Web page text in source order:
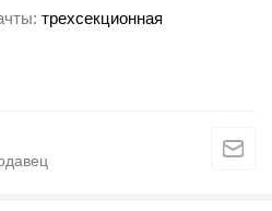
трехсекционная